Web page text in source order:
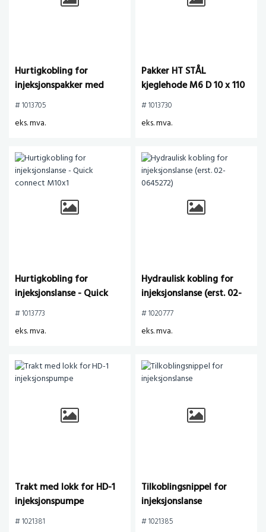
Hurtigkobling for
injeksjonspakker med
konisk nippel
# 1013705
eks. mva.
Pakker HT STÅL
kjeglehode M6 D 10 x 110
mm
# 1013730
eks. mva.
Hurtigkobling for
injeksjonslanse - Quick
connect M10x1
# 1013773
eks. mva.
Hydraulisk kobling for
injeksjonslanse (erst. 02-
0645272)
# 1020777
eks. mva.
Trakt med lokk for HD-1
injeksjonspumpe
# 1021381
Tilkoblingsnippel for
injeksjonslanse
# 1021385